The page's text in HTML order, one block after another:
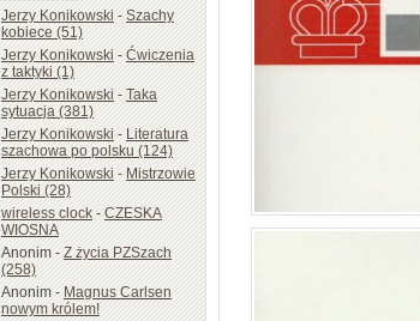
Jerzy Konikowski-Szachy
kobiece (51)
Jerzy Konikowski-Ćwiczenia
z taktyki (1)
Jerzy Konikowski-Taka
sytuacja (381)
Jerzy Konikowski-Literatura
szachowa po polsku (124)
Jerzy Konikowski-Mistrzowie
Polski (28)
wireless clock-CZESKA
WIOSNA
Anonim-Z życia PZSzach
(258)
Anonim-Magnus Carlsen
nowym królem!